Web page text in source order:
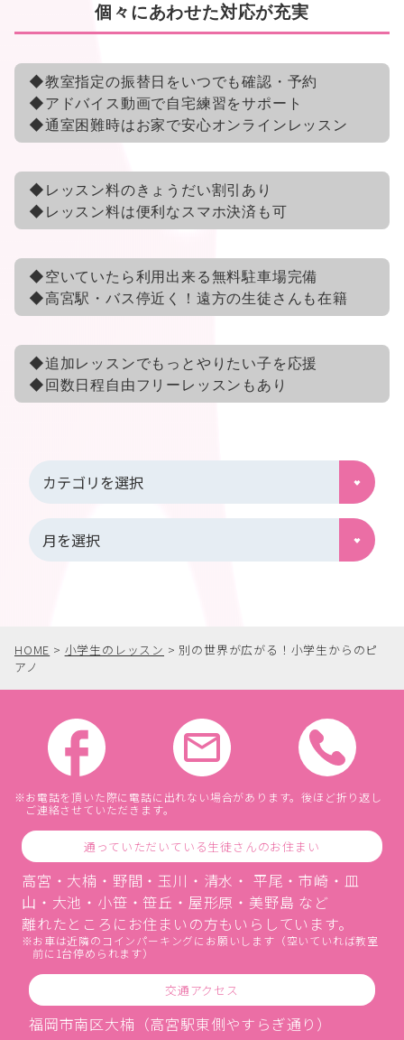
個々にあわせた対応が充実
◆教室指定の振替日をいつでも確認・予約
◆アドバイス動画で自宅練習をサポート
◆通室困難時はお家で安心オンラインレッスン
◆レッスン料のきょうだい割引あり
◆レッスン料は便利なスマホ決済も可
◆空いていたら利用出来る無料駐車場完備
◆高宮駅・バス停近く！遠方の生徒さんも在籍
◆追加レッスンでもっとやりたい子を応援
◆回数日程自由フリーレッスンもあり
HOME > 小学生のレッスン > 別の世界が広がる！小学生からのピ
アノ
お電話を頂いた際に電話に出れない場合があります。後ほど折り返し
ご連絡させていただきます。
通っていただいている生徒さんのお住まい
高宮・大楠・野間・玉川・清水・ 平尾・市崎・皿
山・大池・小笹・笹丘・屋形原・美野島 など
離れたところにお住まいの方もいらしています。
お車は近隣のコインパーキングにお願いします（空いていれば教室
前に1台停められます）
交通アクセス
福岡市南区大楠（高宮駅東側やすらぎ通り）